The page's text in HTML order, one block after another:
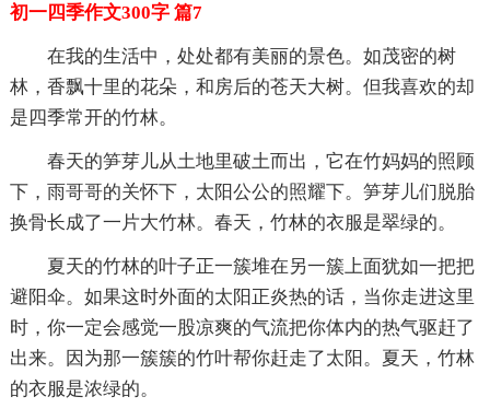
初一四季作文300字 篇7
在我的生活中，处处都有美丽的景色。如茂密的树
林，香飘十里的花朵，和房后的苍天大树。但我喜欢的却
是四季常开的竹林。
春天的笋芽儿从土地里破土而出，它在竹妈妈的照顾
下，雨哥哥的关怀下，太阳公公的照耀下。笋芽儿们脱胎
换骨长成了一片大竹林。春天，竹林的衣服是翠绿的。
夏天的竹林的叶子正一簇堆在另一簇上面犹如一把把
避阳伞。如果这时外面的太阳正炎热的话，当你走进这里
时，你一定会感觉一股凉爽的气流把你体内的热气驱赶了
出来。因为那一簇簇的竹叶帮你赶走了太阳。夏天，竹林
的衣服是浓绿的。